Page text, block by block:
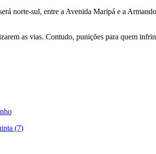
norte-sul, entre a Avenida Maripá e a
as vias. Contudo, punições para quem
(7)